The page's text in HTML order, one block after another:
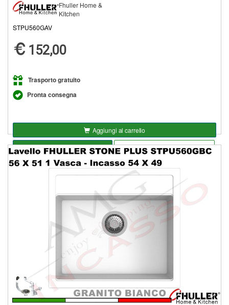
Fhuller Home &
Kitchen
STPU560GAV
152,00
Trasporto gratuito
Pronta consegna
Aggiungi al carrello
Seleziona opzioni
Aggiungi alla lista